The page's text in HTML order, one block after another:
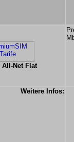
All-Net Flat
Weitere Infos: